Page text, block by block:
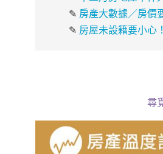
✎ 房產大數據／房價
✎ 房屋未設籍要小心
尋